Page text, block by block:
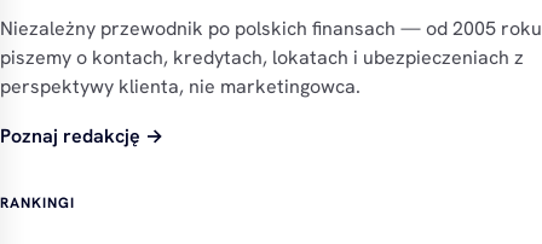
Niezależny przewodnik po polskich finansach — od 2005 roku
piszemy o kontach, kredytach, lokatach i ubezpieczeniach z
perspektywy klienta, nie marketingowca.
Poznaj redakcję →
RANKINGI